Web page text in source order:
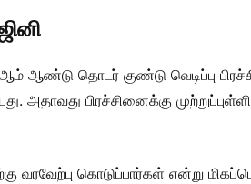
தொடர் குண்டு வெடிப்பு
அதாவது பிரச்சினைக்கு
கொடுப்பார்கள் என்று